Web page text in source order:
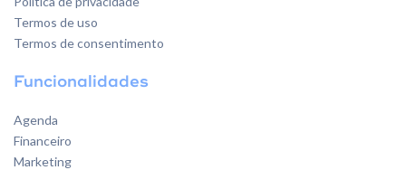
Termos de uso
Termos de consentimento
Funcionalidades
Agenda
Financeiro
Marketing